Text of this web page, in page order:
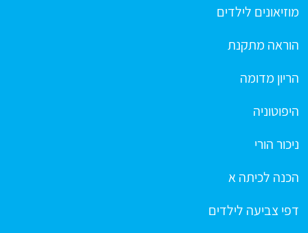
מוזיאונים לילדים
הוראה מתקנת
הריון מדומה
היפוטוניה
ניכור הורי
הכנה לכיתה א
דפי צביעה לילדים